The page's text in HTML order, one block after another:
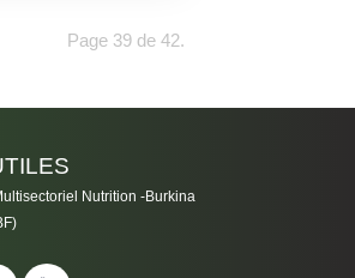
Page 39 de 42.
Nutrition -Burkina